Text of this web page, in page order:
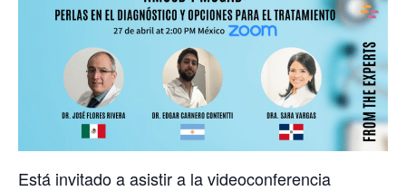
Está invitado a asistir a la videoconferencia